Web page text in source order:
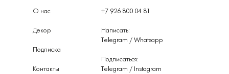
О нас
Декор
Подписка
Контакты
+7 926 800 04 81
Написать:
Telegram / Whatsapp
Подписаться:
Telegram / Instagram